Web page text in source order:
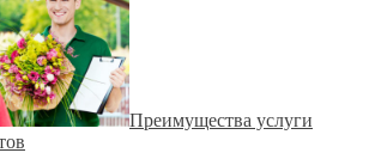
Преимущества услуги